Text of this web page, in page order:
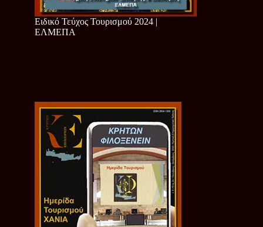
Ειδικό Τεύχος Τουρισμού 2024 |
ΕΛΜΕΠΑ